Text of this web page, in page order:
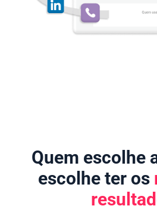
Quem escolhe
escolhe ter os